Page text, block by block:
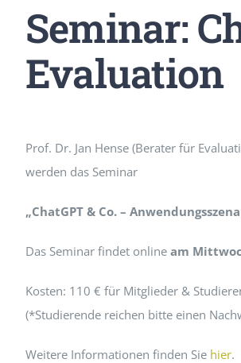
Für Autor:innen
Editorial Board
Journal Archiv
Seminar:
Evaluation
Prof. Dr. Jan Hense (Berater für
werden das Seminar
„ChatGPT & Co. –
Das Seminar findet online am
Kosten: 110 € für Mitglieder &
(*Studierende reichen bitte einen
Weitere Informationen finden Sie hier.